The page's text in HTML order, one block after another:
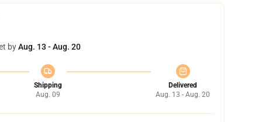
byAug. 13 - Aug. 20
Shipping
Aug. 09
Delivered
Aug. 13 - Aug. 20